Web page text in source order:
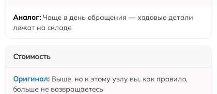
Чаще в день обращения — ходовые детали
лежат на складе
Стоимость
Выше, но к этому узлу вы, как правило,
больше не возвращаетесь